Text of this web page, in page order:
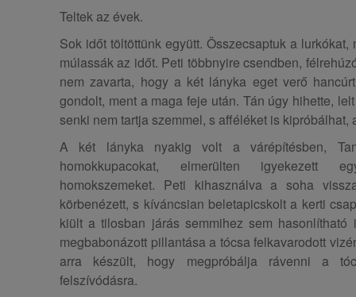
Teltek az évek.
Sok időt töltöttünk együtt. Összecsaptuk a
múlassák az időt. Peti többnyire csendben,
nem zavarta, hogy a két lányka eget verő
gondolt, ment a maga feje után. Tán úgy hihette,
senki nem tartja szemmel, s afféléket is kipróbálhat,
A két lányka nyakig volt a várépítésben,
homokkupacokat, elmerülten igyekezett
homokszemeket. Peti kihasználva a soha
körbenézett, s kíváncsian beletapicskolt a kerti
kiült a tilosban járás semmihez sem hasonlítható
megbabonázott pillantása a tócsa felkavarodott
arra készült, hogy megpróbálja rávenni a
felszívódásra.